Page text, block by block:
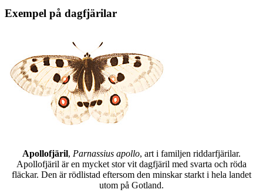
Exempel på dagfjärilar
Apollofjäril, Parnassius apollo, art i familjen riddarfjärilar.
Apollofjäril är en mycket stor vit dagfjäril med svarta och röda
fläckar. Den är rödlistad eftersom den minskar starkt i hela landet
utom på Gotland.